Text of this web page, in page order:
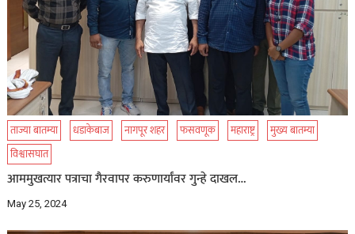
ताज्या बातम्या धडाकेबाज नागपूर शहर फसवणूक महाराष्ट्र
मुख्य बातम्या
विश्वासघात
आममुखत्यार पत्राचा गैरवापर करुणार्यांवर गुन्हे दाखल…
May 25, 2024